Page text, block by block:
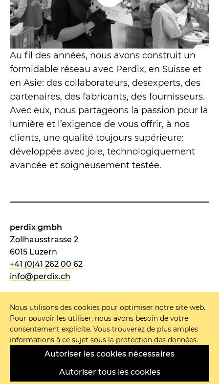
Au fil des années, nous avons construit un
formidable réseau avec Perdix, en Suisse et
en Asie: des collaborateurs, desexperts, des
partenaires, des fabricants, des fournisseurs.
Avec eux, nous partageons la passion pour la
lumière et l’exigence de vous offrir, à nos
clients, une qualité toujours supérieure:
développée avec joie, technologiquement
avancée et soigneusement testée.
perdix gmbh
Zollhausstrasse 2
6015 Luzern
+41 (0)41 262 00 62
info@perdix.ch
NEWSLETTER
MENTIONS LÉGALES
Nous utilisons des cookies pour optimiser notre site web.
Pour pouvoir les utiliser, nous avons besoin de votre
consentement explicite. Vous trouverez de plus amples
informations à ce sujet sous la protection des données.
Autoriser les cookies nécessaires
Autoriser tous les cookies